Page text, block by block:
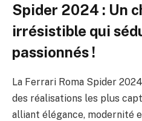
Spider 2024 : Un
irrésistible qui
passionnés !
La Ferrari Roma Spider
des réalisations les plus
alliant élégance, modernité